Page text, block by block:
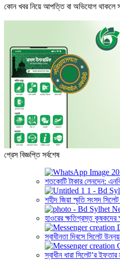
কোন খবর নিয়ে আপত্তি বা অভিযোগ থাকলে
প্রেস বিজ্ঞপ্তি সর্বশেষ
শতকোটি টাকার লেনদেন:
শহীদ জিয়া স্মৃতি সংসদ
হাওরের ক্ষতিগ্রস্ত
স্বাধীনতা দিবসে সিলেট
স্বাধীন ধারা সিলেট’র